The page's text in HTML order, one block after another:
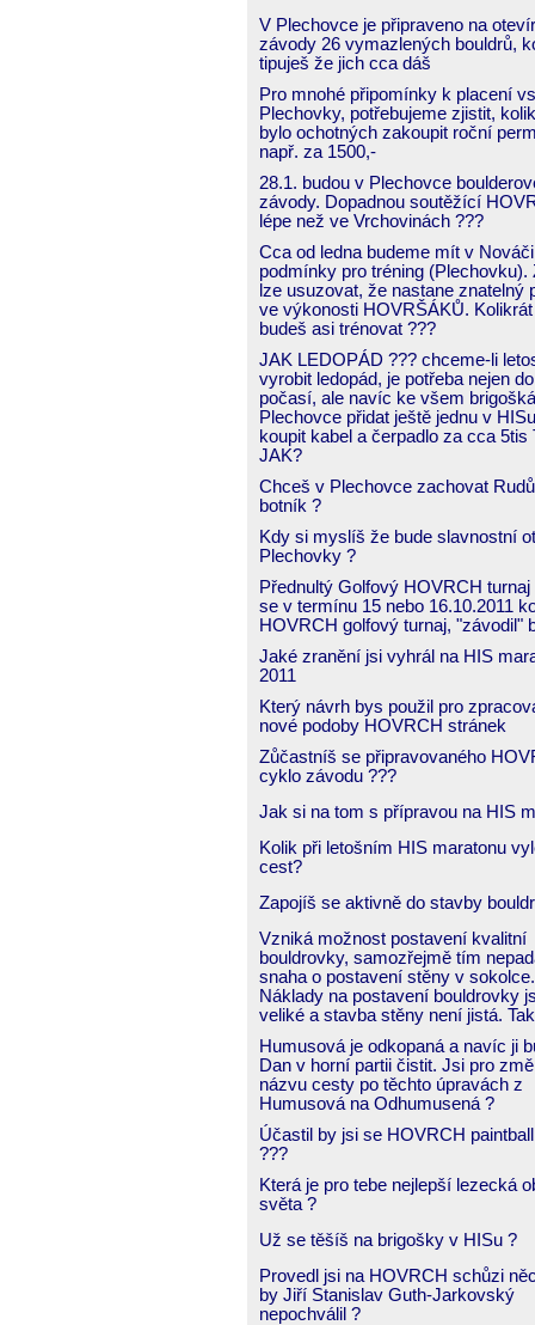
V Plechovce je připraveno na
závody 26 vymazlených bouldrů,
tipuješ že jich cca dáš
Pro mnohé připomínky k placení
Plechovky, potřebujeme zjistit,
bylo ochotných zakoupit roční
např. za 1500,-
28.1. budou v Plechovce
závody. Dopadnou soutěžící
lépe než ve Vrchovinách ???
Cca od ledna budeme mít v
podmínky pro tréning (Plechovku).
lze usuzovat, že nastane znatelný
ve výkonosti HOVRŠÁKŮ.
budeš asi trénovat ???
JAK LEDOPÁD ??? chceme-li
vyrobit ledopád, je potřeba nejen
počasí, ale navíc ke všem
Plechovce přidat ještě jednu v
koupit kabel a čerpadlo za cca 5tis
JAK?
Chceš v Plechovce zachovat
botník ?
Kdy si myslíš že bude slavnostní
Plechovky ?
Přednultý Golfový HOVRCH
se v termínu 15 nebo 16.10.2011
HOVRCH golfový turnaj, "závodil"
Jaké zranění jsi vyhrál na HIS
2011
Který návrh bys použil pro
nové podoby HOVRCH stránek
Zůčastníš se připravovaného
cyklo závodu ???
Jak si na tom s přípravou na HIS
Kolik při letošním HIS maratonu
cest?
Zapojíš se aktivně do stavby
Vzniká možnost postavení kvalitní
bouldrovky, samozřejmě tím
snaha o postavení stěny v sokolce.
Náklady na postavení bouldrovky
veliké a stavba stěny není jistá.
Humusová je odkopaná a navíc ji
Dan v horní partii čistit. Jsi pro
názvu cesty po těchto úpravách z
Humusová na Odhumusená ?
Účastil by jsi se HOVRCH
???
Která je pro tebe nejlepší lezecká
světa ?
Už se těšíš na brigošky v HISu ?
Provedl jsi na HOVRCH schůzi
by Jiří Stanislav Guth-Jarkovský
nepochválil ?